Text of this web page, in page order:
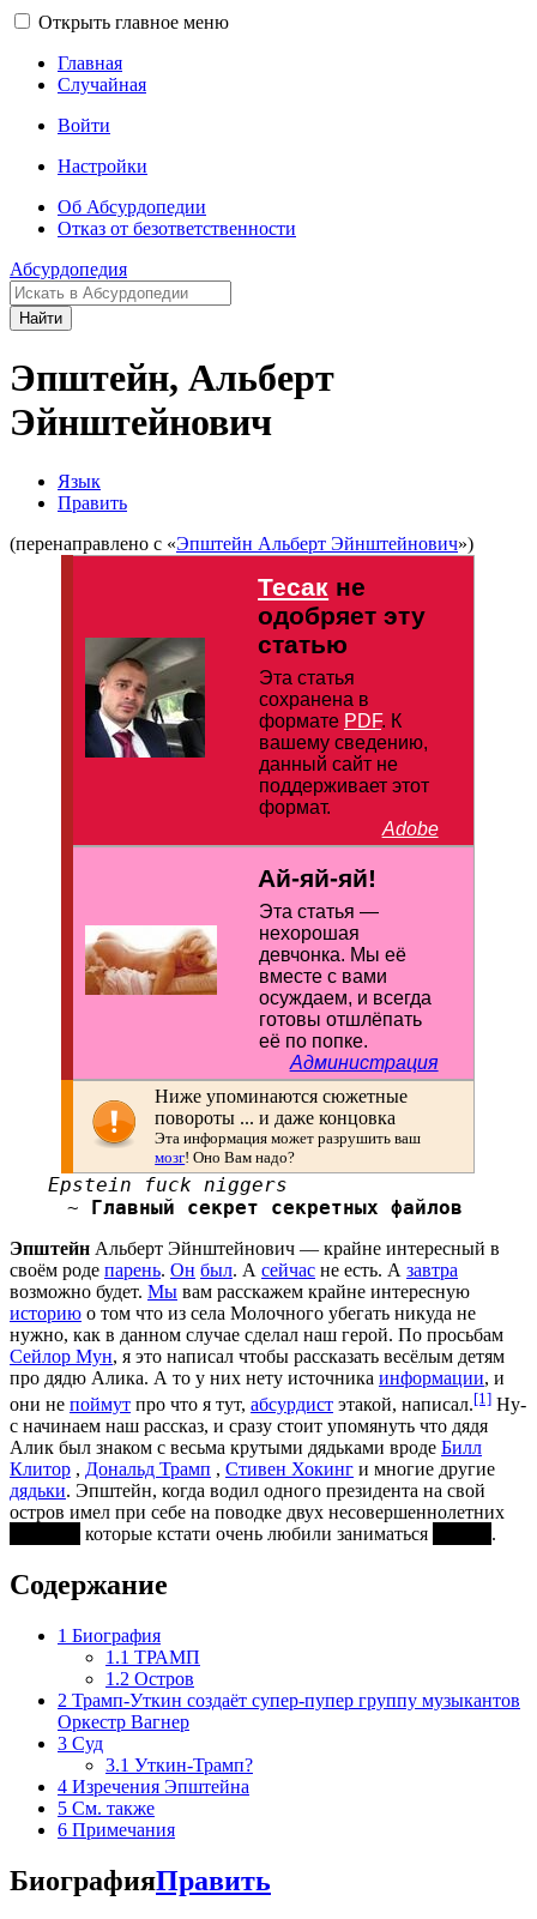
Открыть главное меню
Главная
Случайная
Войти
Настройки
Об Абсурдопедии
Отказ от безответственности
Абсурдопедия
Найти
Эпштейн, Альберт
Эйнштейнович
Язык
Править
(перенаправлено с «Эпштейн Альберт Эйнштейнович»)
Тесак не
одобряет эту
статью
Эта статья
сохранена в
формате PDF. К
вашему сведению,
данный сайт не
поддерживает этот
формат.
Adobe
Ай-яй-яй!
Эта статья —
нехорошая
девчонка. Мы её
вместе с вами
осуждаем, и всегда
готовы отшлёпать
её по попке.
Администрация
Ниже упоминаются сюжетные
повороты ... и даже концовка
Эта информация может разрушить ваш
мозг! Оно Вам надо?
Epstein fuck niggers
~ Главный секрет секретных файлов
Эпштейн Альберт Эйнштейнович — крайне интересный в
своём роде парень. Он был. А сейчас не есть. А завтра
возможно будет. Мы вам расскажем крайне интересную
историю о том что из села Молочного убегать никуда не
нужно, как в данном случае сделал наш герой. По просьбам
Сейлор Мун, я это написал чтобы рассказать весёлым детям
про дядю Алика. А то у них нету источника информации, и
они не поймут про что я тут, абсурдист этакой, написал.[1] Ну-
с начинаем наш рассказ, и сразу стоит упомянуть что дядя
Алик был знаком с весьма крутыми дядьками вроде Билл
Клитор , Дональд Трамп , Стивен Хокинг и многие другие
дядьки. Эпштейн, когда водил одного президента на свой
остров имел при себе на поводке двух несовершеннолетних
которые кстати очень любили заниматься .
Содержание
1 Биография
1.1 ТРАМП
1.2 Остров
2 Трамп-Уткин создаёт супер-пупер группу музыкантов
Оркестр Вагнер
3 Суд
3.1 Уткин-Трамп?
4 Изречения Эпштейна
5 См. также
6 Примечания
БиографияПравить